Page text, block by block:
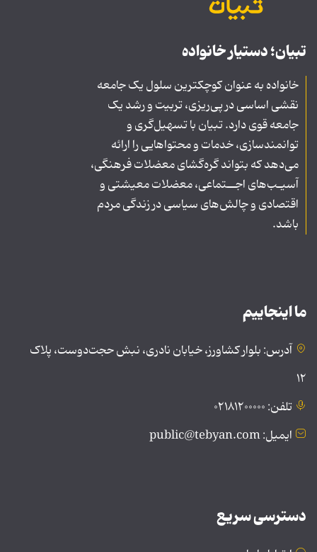
تبیان؛ دستیار خانواده
خانواده به عنوان کوچکترین سلول یک جامعه
نقشی اساسی در پی‌ریزی، تربیت و رشد یک
جامعه قوی دارد. تبیان با تسهیل‌گری و
توانمندسازی، خدمات و محتواهایی را ارائه
می‌دهد که بتواند گره‌گشای معضلات فرهنگی،
آسیـب‌های اجــتماعی، معضلات معیشتی و
اقتصادی و چالش‌های سیاسی در زندگی مردم
باشد.
ما اینجاییم
آدرس: بلوار کشاورز، خیابان نادری، نبش حجت‌دوست، پلاک
۱۲
تلفن: ۰۲۱۸۱۲۰۰۰۰۰
ایمیل: public@tebyan.com
دسترسی سریع